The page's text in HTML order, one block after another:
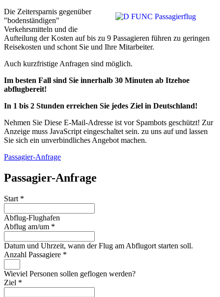
Die Zeitersparnis gegenüber
"bodenständigen"
Verkehrsmitteln und die
Aufteilung der Kosten auf bis zu 9 Passagieren führen zu geringen
Reisekosten und schont Sie und Ihre Mitarbeiter.
Auch kurzfristige Anfragen sind möglich.
Im besten Fall sind Sie innerhalb 30 Minuten ab Itzehoe
abflugbereit!
In 1 bis 2 Stunden erreichen Sie jedes Ziel in Deutschland!
Nehmen Sie Diese E-Mail-Adresse ist vor Spambots geschützt! Zur
Anzeige muss JavaScript eingeschaltet sein. zu uns auf und lassen
Sie sich ein unverbindliches Angebot machen.
Passagier-Anfrage
Passagier-Anfrage
Start *
Abflug-Flughafen
Abflug am/um *
Datum und Uhrzeit, wann der Flug am Abflugort starten soll.
Anzahl Passagiere *
Wieviel Personen sollen geflogen werden?
Ziel *